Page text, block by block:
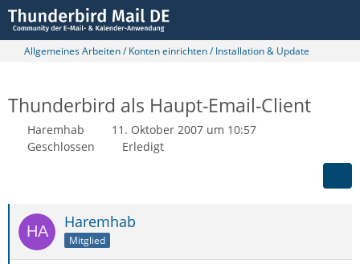
Allgemeines Arbeiten / Konten einrichten / Installation & Update
Thunderbird als Haupt-Email-Client
Haremhab
11. Oktober 2007 um 10:57
Geschlossen
Erledigt
Haremhab
Mitglied